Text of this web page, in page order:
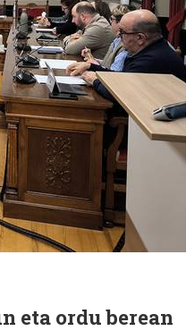
eta ordu berean